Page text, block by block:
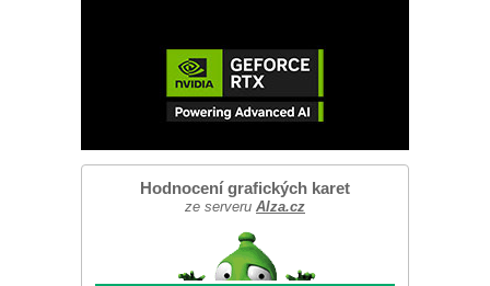
Hodnocení grafických karet
ze serveru Alza.cz